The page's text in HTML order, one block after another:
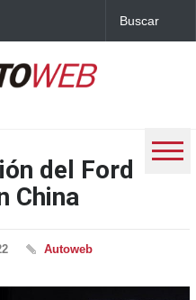
del Ford
China
Autoweb